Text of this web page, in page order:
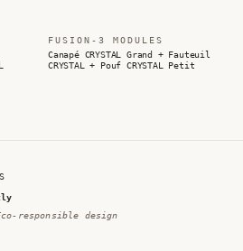
FUSION-3 MODULES
Canapé CRYSTAL Grand + Fauteuil
CRYSTAL + Pouf CRYSTAL Petit
responsible design